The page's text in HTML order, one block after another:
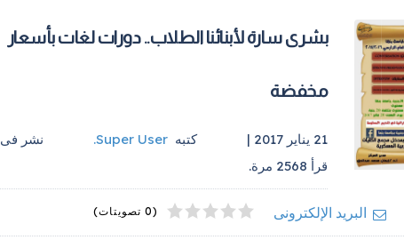
بشرى سارة لأبنائنا الطلاب.. دورات لغات بأسعار
مخفضة
21 يناير 2017 | كتبه Super User
. نشر فى
قرأ 2568 مرة.
البريد الإلكترونى 1
2
3
4
5 (0 تصويتات)